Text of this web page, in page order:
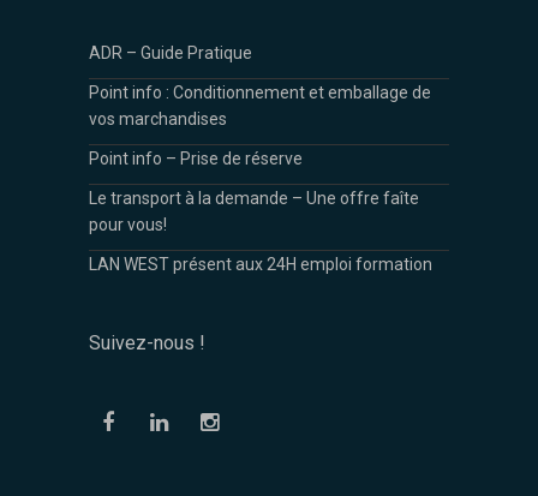
ADR – Guide Pratique
Point info : Conditionnement et emballage de
vos marchandises
Point info – Prise de réserve
Le transport à la demande – Une offre faîte
pour vous!
LAN WEST présent aux 24H emploi formation
Suivez-nous !